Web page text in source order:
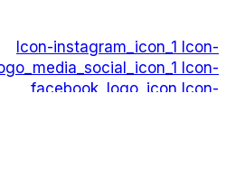
Icon-instagram_icon_1 Icon-
Icon-
facebook_logo_icon Icon-